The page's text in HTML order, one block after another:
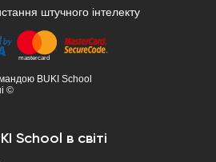
штучного інтелекту
BUKI School
©
School в світі